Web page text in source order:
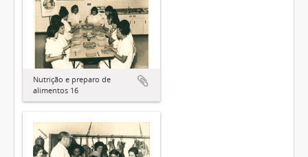
Nutrição e preparo de
alimentos 16